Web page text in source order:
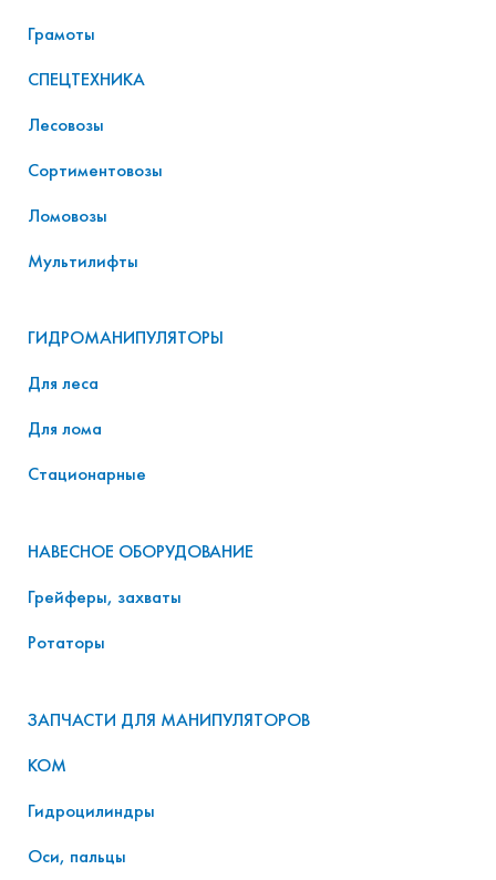
Грамоты
СПЕЦТЕХНИКА
Лесовозы
Сортиментовозы
Ломовозы
Мультилифты
ГИДРОМАНИПУЛЯТОРЫ
Для леса
Для лома
Стационарные
НАВЕСНОЕ ОБОРУДОВАНИЕ
Грейферы, захваты
Ротаторы
ЗАПЧАСТИ ДЛЯ МАНИПУЛЯТОРОВ
КОМ
Гидроцилиндры
Оси, пальцы